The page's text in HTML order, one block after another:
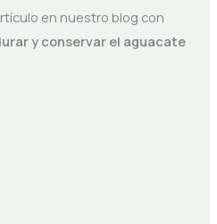
en nuestro blog con
y conservar el aguacate